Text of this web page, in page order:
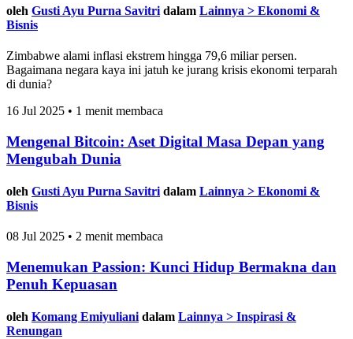
oleh Gusti Ayu Purna Savitri dalam Lainnya > Ekonomi &
Bisnis
Zimbabwe alami inflasi ekstrem hingga 79,6 miliar persen.
Bagaimana negara kaya ini jatuh ke jurang krisis ekonomi terparah
di dunia?
16 Jul 2025 • 1 menit membaca
Mengenal Bitcoin: Aset Digital Masa Depan yang
Mengubah Dunia
oleh Gusti Ayu Purna Savitri dalam Lainnya > Ekonomi &
Bisnis
08 Jul 2025 • 2 menit membaca
Menemukan Passion: Kunci Hidup Bermakna dan
Penuh Kepuasan
oleh Komang Emiyuliani dalam Lainnya > Inspirasi &
Renungan